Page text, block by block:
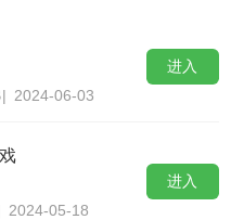
2024-06-03
进入
2024-05-18
进入